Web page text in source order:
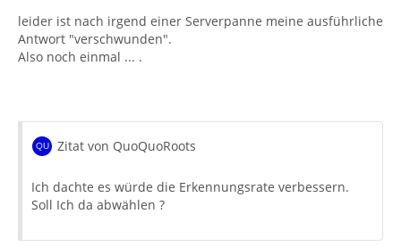
leider ist nach irgend einer Serverpanne meine ausführliche
Antwort "verschwunden".
Also noch einmal ... .
Zitat von QuoQuoRoots
Ich dachte es würde die Erkennungsrate verbessern.
Soll Ich da abwählen ?